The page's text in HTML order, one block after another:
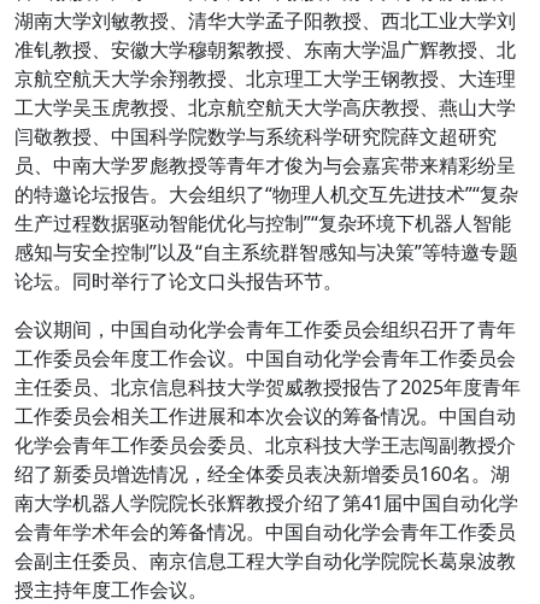
湖南大学刘敏教授、清华大学孟子阳教授、西北工业大学刘
准钆教授、安徽大学穆朝絮教授、东南大学温广辉教授、北
京航空航天大学余翔教授、北京理工大学王钢教授、大连理
工大学吴玉虎教授、北京航空航天大学高庆教授、燕山大学
闫敬教授、中国科学院数学与系统科学研究院薛文超研究
员、中南大学罗彪教授等青年才俊为与会嘉宾带来精彩纷呈
的特邀论坛报告。大会组织了“物理人机交互先进技术”“复杂
生产过程数据驱动智能优化与控制”“复杂环境下机器人智能
感知与安全控制”以及“自主系统群智感知与决策”等特邀专题
论坛。同时举行了论文口头报告环节。
会议期间，中国自动化学会青年工作委员会组织召开了青年
工作委员会年度工作会议。中国自动化学会青年工作委员会
主任委员、北京信息科技大学贺威教授报告了2025年度青年
工作委员会相关工作进展和本次会议的筹备情况。中国自动
化学会青年工作委员会委员、北京科技大学王志闯副教授介
绍了新委员增选情况，经全体委员表决新增委员160名。湖
南大学机器人学院院长张辉教授介绍了第41届中国自动化学
会青年学术年会的筹备情况。中国自动化学会青年工作委员
会副主任委员、南京信息工程大学自动化学院院长葛泉波教
授主持年度工作会议。